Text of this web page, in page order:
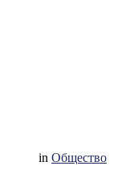
in Общество